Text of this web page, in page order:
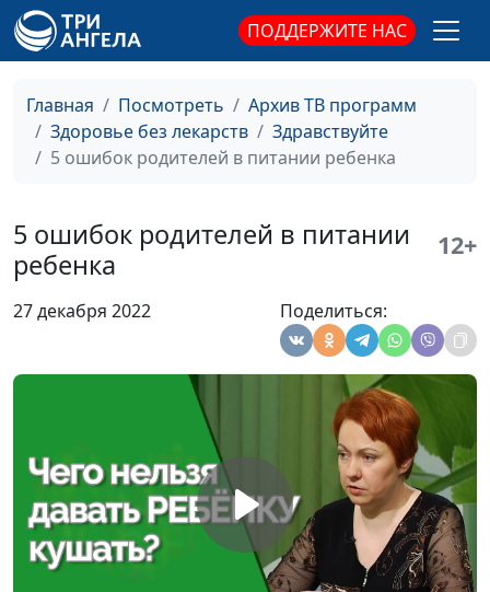
ПОДДЕРЖИТЕ НАС
Главная Посмотреть
Архив ТВ программ
Здоровье без лекарств
Здравствуйте
5 ошибок родителей в питании ребенка
5 ошибок родителей в питании
ребенка
12+
27 декабря 2022 Поделиться:
Как сформировать
у ребенка
правильную
осанку?
Анастасия Сергеева, Нина
Пакулева, врач-педиатр
#90
5 способов помочь
Анастасия Сергеева, Нина
#89